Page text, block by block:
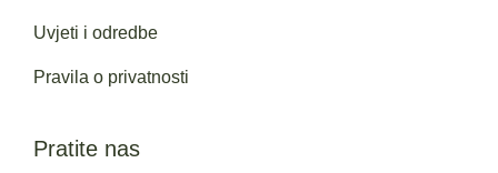
Uvjeti i odredbe
Pravila o privatnosti
Pratite nas